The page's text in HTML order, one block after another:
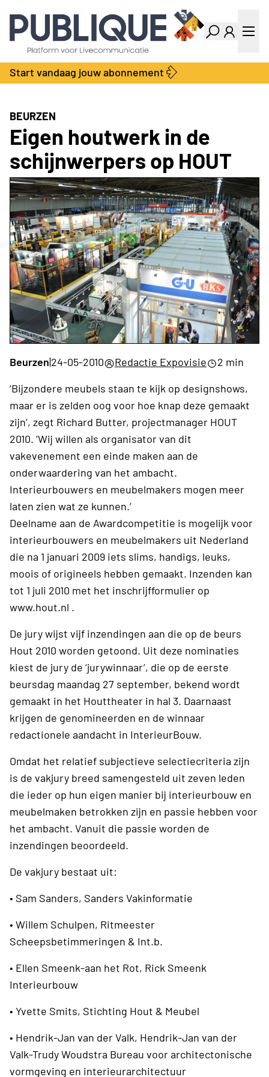
Industry Dashboard
Vacatures
Kalender
Producten
Bedrijvengids
Locatie Finder
Contact
Over ons
Adverteren
Abonnementen
Start vandaag jouw abonnement
BEURZEN
Eigen houtwerk in de
schijnwerpers op HOUT
Beurzen|24-05-2010 Redactie Expovisie
2 min
‘Bijzondere meubels staan te kijk op designshows,
maar er is zelden oog voor hoe knap deze gemaakt
zijn’, zegt Richard Butter, projectmanager HOUT
2010. ‘Wij willen als organisator van dit
vakevenement een einde maken aan de
onderwaardering van het ambacht.
Interieurbouwers en meubelmakers mogen meer
laten zien wat ze kunnen.’
Deelname aan de Awardcompetitie is mogelijk voor
interieurbouwers en meubelmakers uit Nederland
die na 1 januari 2009 iets slims, handigs, leuks,
moois of origineels hebben gemaakt. Inzenden kan
tot 1 juli 2010 met het inschrijfformulier op
www.hout.nl .
De jury wijst vijf inzendingen aan die op de beurs
Hout 2010 worden getoond. Uit deze nominaties
kiest de jury de ‘jurywinnaar’, die op de eerste
beursdag maandag 27 september, bekend wordt
gemaakt in het Houttheater in hal 3. Daarnaast
krijgen de genomineerden en de winnaar
redactionele aandacht in InterieurBouw.
Omdat het relatief subjectieve selectiecriteria zijn
is de vakjury breed samengesteld uit zeven leden
die ieder op hun eigen manier bij interieurbouw en
meubelmaken betrokken zijn en passie hebben voor
het ambacht. Vanuit die passie worden de
inzendingen beoordeeld.
De vakjury bestaat uit:
• Sam Sanders, Sanders Vakinformatie
• Willem Schulpen, Ritmeester
Scheepsbetimmeringen & Int.b.
• Ellen Smeenk-aan het Rot, Rick Smeenk
Interieurbouw
• Yvette Smits, Stichting Hout & Meubel
• Hendrik-Jan van der Valk, Hendrik-Jan van der
Valk-Trudy Woudstra Bureau voor architectonische
vormgeving en interieurarchitectuur